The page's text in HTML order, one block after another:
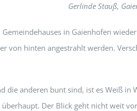
Gerlinde Stauß,
in Gaienhofen
von hinten angestrahlt werden.
die anderen bunt sind, ist es Weiß
Der Blick geht nicht weit